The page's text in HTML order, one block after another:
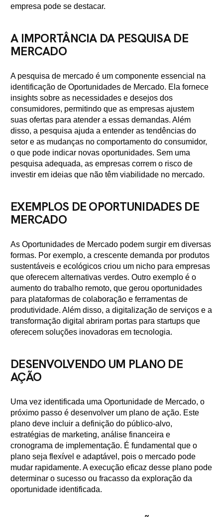
empresa pode se destacar.
A IMPORTÂNCIA DA PESQUISA DE
MERCADO
A pesquisa de mercado é um componente essencial na
identificação de Oportunidades de Mercado. Ela fornece
insights sobre as necessidades e desejos dos
consumidores, permitindo que as empresas ajustem
suas ofertas para atender a essas demandas. Além
disso, a pesquisa ajuda a entender as tendências do
setor e as mudanças no comportamento do consumidor,
o que pode indicar novas oportunidades. Sem uma
pesquisa adequada, as empresas correm o risco de
investir em ideias que não têm viabilidade no mercado.
EXEMPLOS DE OPORTUNIDADES DE
MERCADO
As Oportunidades de Mercado podem surgir em diversas
formas. Por exemplo, a crescente demanda por produtos
sustentáveis e ecológicos criou um nicho para empresas
que oferecem alternativas verdes. Outro exemplo é o
aumento do trabalho remoto, que gerou oportunidades
para plataformas de colaboração e ferramentas de
produtividade. Além disso, a digitalização de serviços e a
transformação digital abriram portas para startups que
oferecem soluções inovadoras em tecnologia.
DESENVOLVENDO UM PLANO DE
AÇÃO
Uma vez identificada uma Oportunidade de Mercado, o
próximo passo é desenvolver um plano de ação. Este
plano deve incluir a definição do público-alvo,
estratégias de marketing, análise financeira e
cronograma de implementação. É fundamental que o
plano seja flexível e adaptável, pois o mercado pode
mudar rapidamente. A execução eficaz desse plano pode
determinar o sucesso ou fracasso da exploração da
oportunidade identificada.